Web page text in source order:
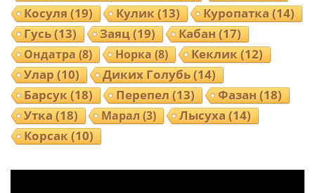
Косуля(19) Кулик(13) Куропатка(14)
Гусь(13) Заяц(19) Кабан(17)
Ондатра(8) Норка(8) Кеклик(12)
Улар(10) Диких Голубь(14)
Барсук(18) Перепел(13) Фазан(18)
Утка(18) Марал(3) Лысуха(14)
Корсак(10)